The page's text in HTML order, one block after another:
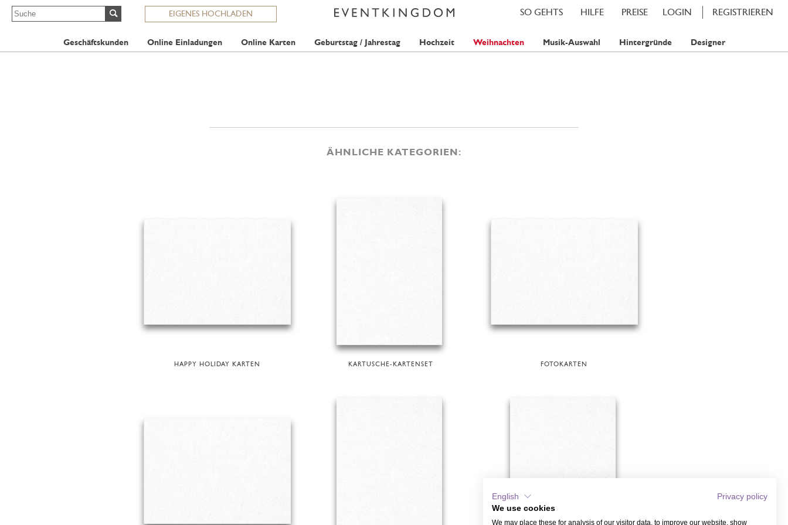
EIGENES HOCHLADEN LOGIN REGISTRIEREN
PREISE
HILFE
SO GEHTS
Geschäftskunden Online Einladungen Online Karten Geburtstag / Jahrestag Hochzeit Weihnachten Musik-Auswahl Hintergründe Designer
ÄHNLICHE KATEGORIEN:
HAPPY HOLIDAY KARTEN KARTUSCHE-KARTENSET FOTOKARTEN
English
Privacy policy
We use cookies
We may place these for analysis of our visitor data, to improve our website, show